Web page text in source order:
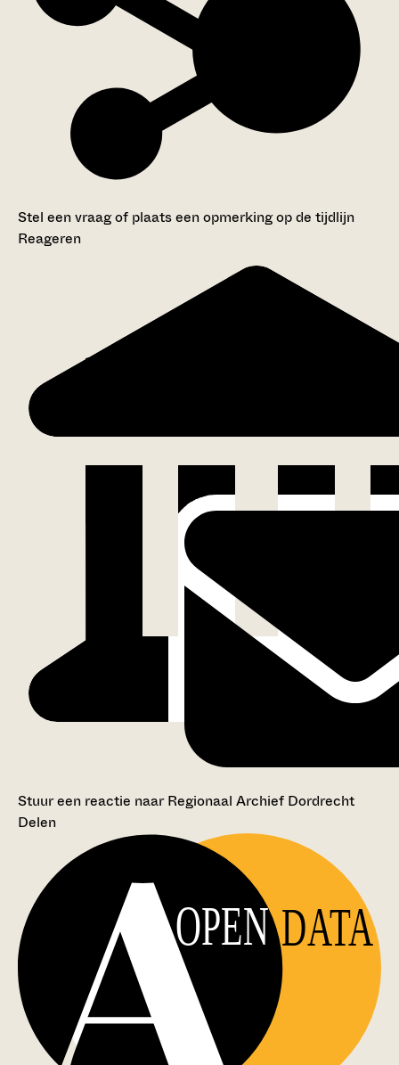
Stel een vraag of plaats een opmerking op de tijdlijn
Reageren
Stuur een reactie naar Regionaal Archief Dordrecht
Delen
OPEN DATA